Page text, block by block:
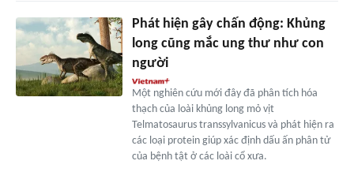
Phát hiện gây chấn động: Khủng
long cũng mắc ung thư như con
người
Một nghiên cứu mới đây đã phân tích hóa
thạch của loài khủng long mỏ vịt
Telmatosaurus transsylvanicus và phát hiện ra
các loại protein giúp xác định dấu ấn phân tử
của bệnh tật ở các loài cổ xưa.